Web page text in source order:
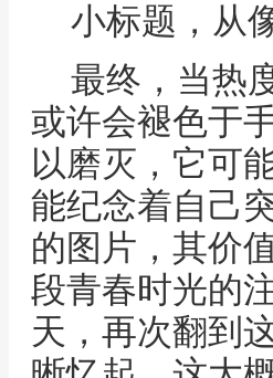
小标题，从
最终，当热
或许会褪色于
以磨灭，它可
能纪念着自己
的图片，其价
段青春时光的
天，再次翻到